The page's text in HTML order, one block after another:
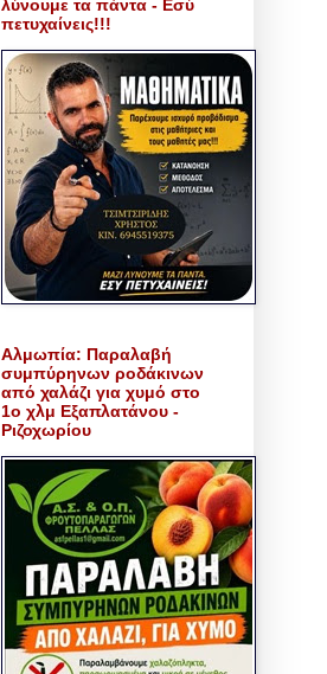
λύνουμε τα πάντα - Εσύ
πετυχαίνεις!!!
Αλμωπία: Παραλαβή
συμπύρηνων ροδάκινων
από χαλάζι για χυμό στο
1ο χλμ Εξαπλατάνου -
Ριζοχωρίου